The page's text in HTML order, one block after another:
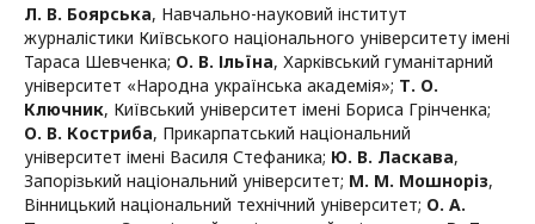
Л. В. Боярська, Навчально-науковий інститут
журналістики Київського національного університету імені
Тараса Шевченка; О. В. Ільїна, Харківський гуманітарний
університет «Народна українська академія»; Т. О.
Ключник, Київський університет імені Бориса Грінченка;
О. В. Костриба, Прикарпатський національний
університет імені Василя Стефаника; Ю. В. Ласкава,
Запорізький національний університет; М. М. Мошноріз,
Вінницький національний технічний університет; О. А.